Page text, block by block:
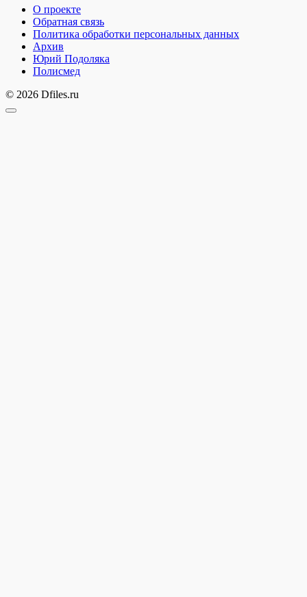
О проекте
Обратная связь
Политика обработки персональных данных
Архив
Юрий Подоляка
Полисмед
© 2026 Dfiles.ru